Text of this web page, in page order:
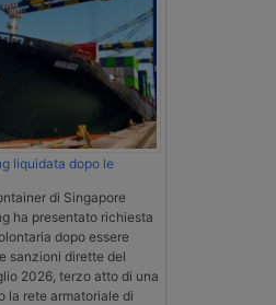
liquidata dopo le
di Singapore
ha presentato richiesta
dopo essere
sanzioni dirette del
2026, terzo atto di una
la rete armatoriale di